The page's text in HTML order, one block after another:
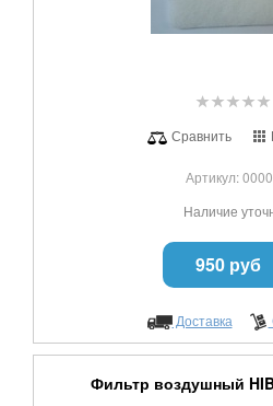
Сравнить
Артикул:
Наличие
950 руб
Доставка
Фильтр воздушный